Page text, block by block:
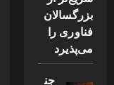
بزرگسالان
فناوری را
می‌پذیرد
جن